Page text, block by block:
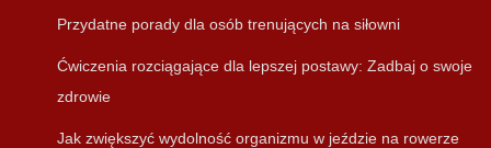
Przydatne porady dla osób trenujących na siłowni
Ćwiczenia rozciągające dla lepszej postawy: Zadbaj o swoje
zdrowie
Jak zwiększyć wydolność organizmu w jeździe na rowerze